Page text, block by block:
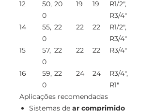
12
50,
0
20 19 19
R1/2",
R3/4"
14
55,
0
22 22 22
R1/2",
R3/4"
15
57,
0
22 22 22 R3/4"
16
59,
0
22 24 24
R3/4",
R1"
Aplicações recomendadas
Sistemas de ar comprimido